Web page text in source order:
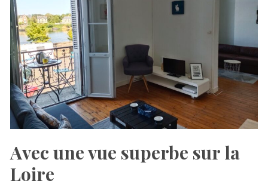
Avec une vue superbe sur la
Loire